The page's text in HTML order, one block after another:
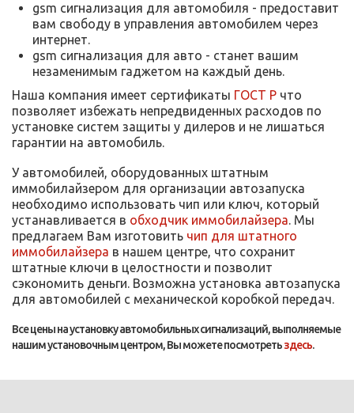
gsm сигнализация для автомобиля - предоставит
вам свободу в управления автомобилем через
интернет.
gsm сигнализация для авто - станет вашим
незаменимым гаджетом на каждый день.
Наша компания имеет сертификаты ГОСТ Р что
позволяет избежать непредвиденных расходов по
установке систем защиты у дилеров и не лишаться
гарантии на автомобиль.
У автомобилей, оборудованных штатным
иммобилайзером для организации автозапуска
необходимо использовать чип или ключ, который
устанавливается в обходчик иммобилайзера. Мы
предлагаем Вам изготовить чип для штатного
иммобилайзера в нашем центре, что сохранит
штатные ключи в целостности и позволит
сэкономить деньги. Возможна установка автозапуска
для автомобилей с механической коробкой передач.
Все цены на установку автомобильных сигнализаций, выполняемые
нашим установочным центром, Вы можете посмотретьздесь.